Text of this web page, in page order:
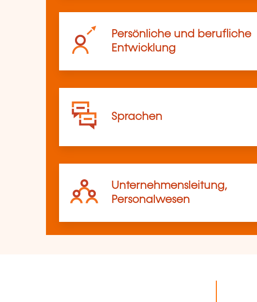
Persönliche und berufliche
Entwicklung
Sprachen
Unternehmensleitung,
Personalwesen